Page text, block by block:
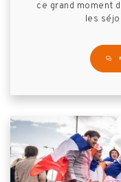
ce grand moment
les